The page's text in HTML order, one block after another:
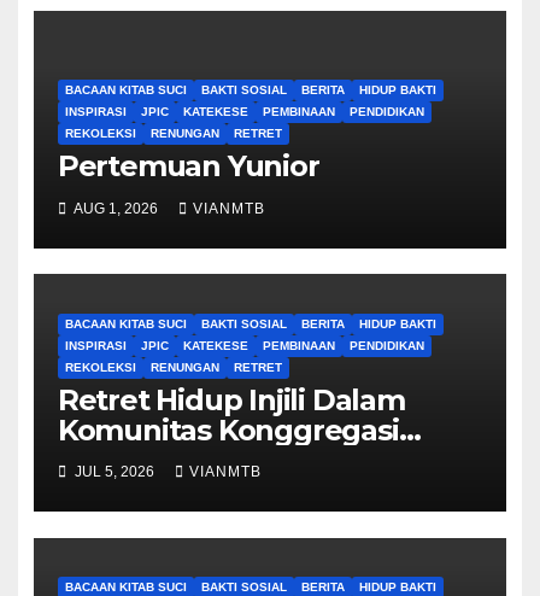
BACAAN KITAB SUCI BAKTI SOSIAL BERITA
HIDUP BAKTI
INSPIRASI
JPIC KATEKESE PEMBINAAN
PENDIDIKAN
REKOLEKSI
RENUNGAN RETRET
Pertemuan Yunior
AUG 1, 2026 VIANMTB
BACAAN KITAB SUCI BAKTI SOSIAL BERITA
HIDUP BAKTI
INSPIRASI
JPIC KATEKESE PEMBINAAN
PENDIDIKAN
REKOLEKSI
RENUNGAN RETRET
Retret Hidup Injili Dalam
Komunitas Konggregasi
Bruder Maria Tak Bernoda
JUL 5, 2026 VIANMTB
BACAAN KITAB SUCI BAKTI SOSIAL BERITA
HIDUP BAKTI